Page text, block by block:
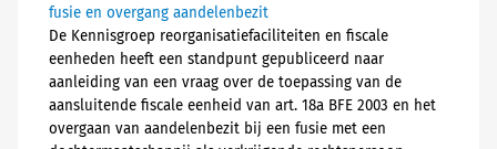
fusie en overgang aandelenbezit
De Kennisgroep reorganisatiefaciliteiten en fiscale
eenheden heeft een standpunt gepubliceerd naar
aanleiding van een vraag over de toepassing van de
aansluitende fiscale eenheid van art. 18a BFE 2003 en het
overgaan van aandelenbezit bij een fusie met een